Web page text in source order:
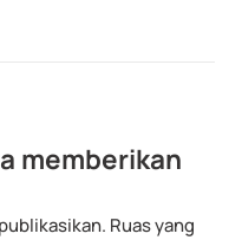
memberikan
Ruas yang